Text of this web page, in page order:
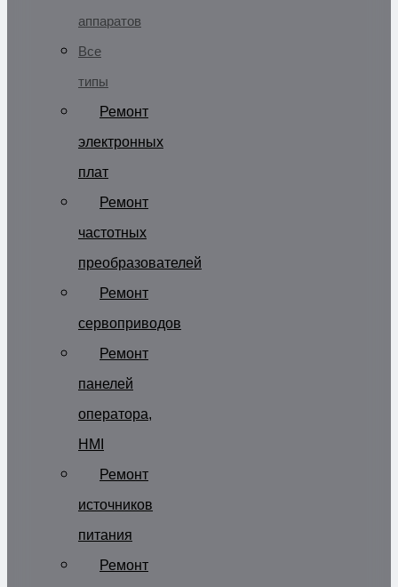
аппаратов
Все
типы
Ремонт
электронных
плат
Ремонт
частотных
преобразователей
Ремонт
сервоприводов
Ремонт
панелей
оператора,
HMI
Ремонт
источников
питания
Ремонт